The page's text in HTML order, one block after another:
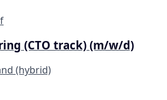
(CTO track) (m/w/d)
(hybrid)